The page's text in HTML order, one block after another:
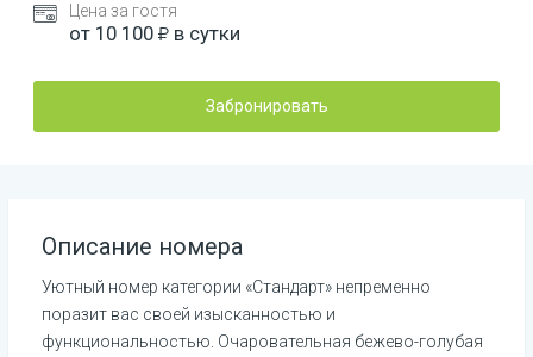
Цена за гостя
от 10 100 в сутки
Забронировать
Описание номера
Уютный номер категории «Стандарт» непременно
поразит вас своей изысканностью и
функциональностью. Очаровательная бежево-голубая